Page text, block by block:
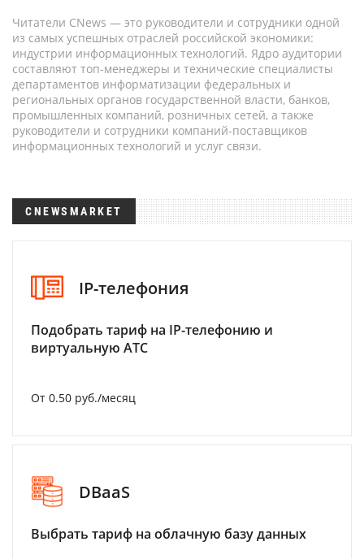
Читатели CNews — это руководители и сотрудники одной
из самых успешных отраслей российской экономики:
индустрии информационных технологий. Ядро аудитории
составляют топ-менеджеры и технические специалисты
департаментов информатизации федеральных и
региональных органов государственной власти, банков,
промышленных компаний, розничных сетей, а также
руководители и сотрудники компаний-поставщиков
информационных технологий и услуг связи.
CNEWSMARKET
IP-телефония
Подобрать тариф на IP-телефонию и
виртуальную АТС
От 0.50 руб./месяц
DBaaS
Выбрать тариф на облачную базу данных